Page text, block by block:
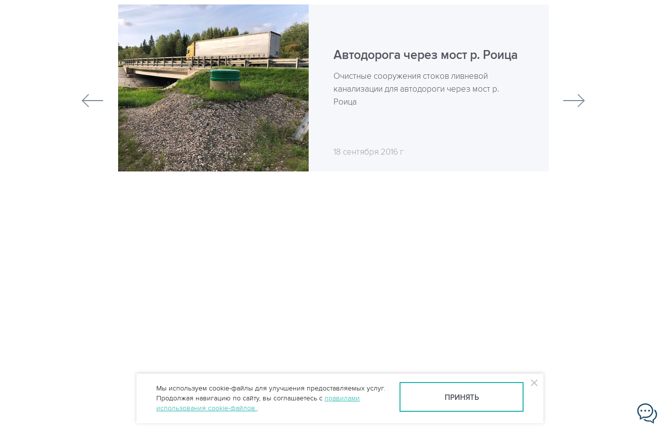
Автодорога через мост р. Роица
Очистные сооружения стоков ливневой
канализации для автодороги через мост р.
Роица
18 сентября 2016 г
Мы используем cookie-файлы для улучшения предоставляемых услуг.
Продолжая навигацию по сайту, вы соглашаетесь с правилами
использования cookie-файлов .
ПРИНЯТЬ